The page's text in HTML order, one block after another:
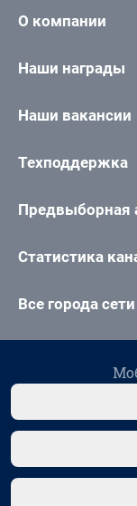
О компании
Наши награды
Наши вакансии
Техподдержка
Предвыборная
Статистика
Все города сети